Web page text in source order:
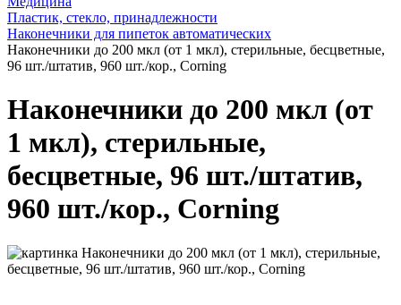
Пластик, стекло, принадлежности
Наконечники для пипеток автоматических
Наконечники до 200 мкл (от 1 мкл), стерильные, бесцветные,
96 шт./штатив, 960 шт./кор., Corning
Наконечники до 200 мкл (от
1 мкл), стерильные,
бесцветные, 96 шт./штатив,
960 шт./кор., Corning